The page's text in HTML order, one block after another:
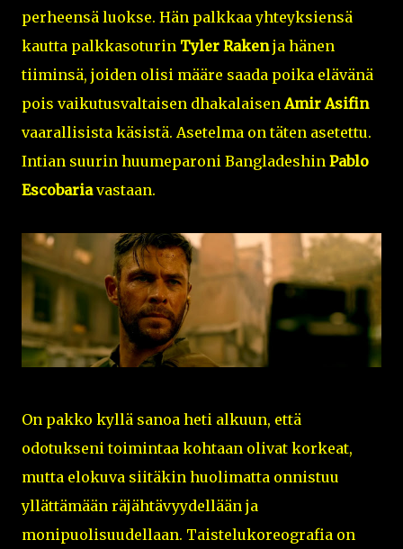
perheensä luokse. Hän palkkaa yhteyksiensä
kautta palkkasoturin Tyler Rakenja hänen
tiiminsä, joiden olisi määre saada poika elävänä
pois vaikutusvaltaisen dhakalaisenAmir Asifin
vaarallisista käsistä. Asetelma on täten asetettu.
Intian suurin huumeparoni Bangladeshin Pablo
Escobariavastaan.
On pakko kyllä sanoa heti alkuun, että
odotukseni toimintaa kohtaan olivat korkeat,
mutta elokuva siitäkin huolimatta onnistuu
yllättämään räjähtävyydellään ja
monipuolisuudellaan. Taistelukoreografia on